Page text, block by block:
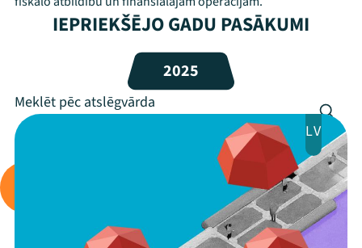
Festivāls
Programma
Viņi bija LAMPĀ 2026
Ziedo
IEPRIEKŠĒJO GADU PASĀKUMI
2025
LV